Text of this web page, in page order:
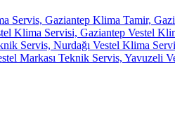
Gaziantep Klima Tamir,
Klima Servisi, Gaziantep Vestel
Servis, Nurdağı Vestel Klima
Markası Teknik Servis, Yavuzeli